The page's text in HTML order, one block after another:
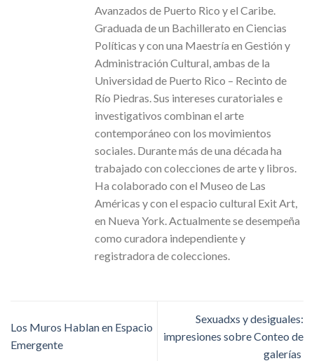
Avanzados de Puerto Rico y el Caribe.
Graduada de un Bachillerato en Ciencias
Políticas y con una Maestría en Gestión y
Administración Cultural, ambas de la
Universidad de Puerto Rico – Recinto de
Río Piedras. Sus intereses curatoriales e
investigativos combinan el arte
contemporáneo con los movimientos
sociales. Durante más de una década ha
trabajado con colecciones de arte y libros.
Ha colaborado con el Museo de Las
Américas y con el espacio cultural Exit Art,
en Nueva York. Actualmente se desempeña
como curadora independiente y
registradora de colecciones.
Los Muros Hablan en Espacio
Emergente
Sexuadxs y desiguales:
impresiones sobre Conteo de
galerías